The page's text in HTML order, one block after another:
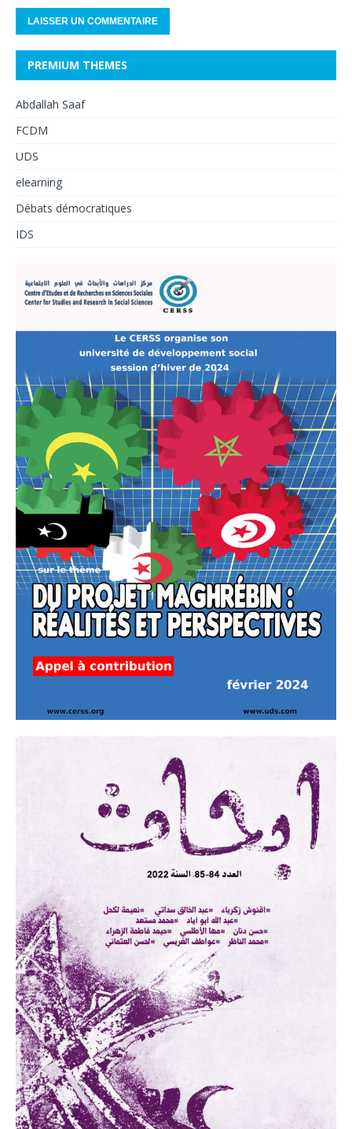
PREMIUM THEMES
Abdallah Saaf
FCDM
UDS
elearning
Débats démocratiques
IDS